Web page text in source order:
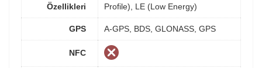
Özellikleri
Profile), LE (Low Energy)
GPS A-GPS, BDS, GLONASS, GPS
NFC